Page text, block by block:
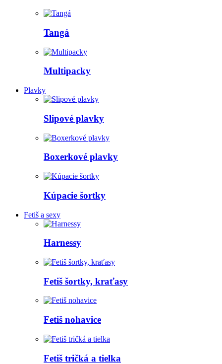
Tangá
Multipacky
Plavky
Slipové plavky
Boxerkové plavky
Kúpacie šortky
Fetiš a sexy
Harnessy
Fetiš šortky, kraťasy
Fetiš nohavice
Fetiš tričká a tielka